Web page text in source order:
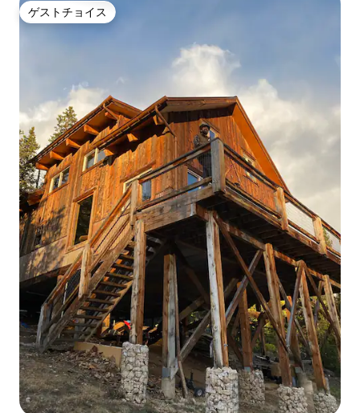
ゲストチョイス
ゲストチョイス